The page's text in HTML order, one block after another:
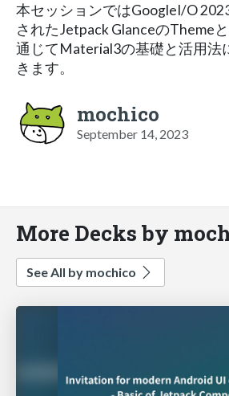
本セッションではGoogleI/O
されたJetpack GlanceのTheme
通じてMaterial3の基礎と活用法
きます。
mochico
September 14, 2023
More Decks by
See All by mochico